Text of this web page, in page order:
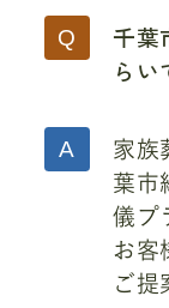
千葉
らい
家族
葉市
儀プ
お客
ご提